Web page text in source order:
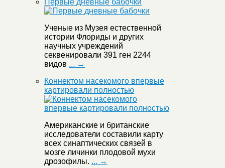
Первые дневные бабочки
Ученые из Музея естественной
истории Флориды и других
научных учреждений
секвенировали 391 ген 2244
видов ... →
Коннектом насекомого впервые
картировали полностью
Американские и британские
исследователи составили карту
всех синаптических связей в
мозге личинки плодовой мухи
дрозофилы. ... →